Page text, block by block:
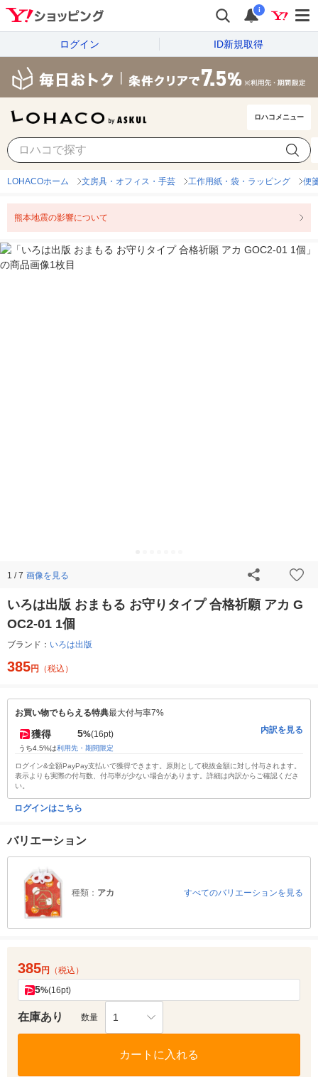
i
ログイン ID新規取得
ロハコメニュー
LOHACOホーム 文房具・オフィス・手芸 工作用紙・袋・ラッピング 便
熊本地震の影響について
1 / 7 画像を見る
いろは出版 おまもる お守りタイプ 合格祈願 アカ G
OC2-01 1個
ブランド： いろは出版
385円 （税込）
お買い物でもらえる特典最大付与率7%
獲得 5%(16pt)
うち4.5%は利用先・期間限定
内訳を見る
ログイン&全額PayPay支払いで獲得できます。原則として税抜金額に対し付与されます。
表示よりも実際の付与数、付与率が少ない場合があります。詳細は内訳からご確認くださ
い。
ログインはこちら
バリエーション
種類： アカ すべてのバリエーションを見る
385円 （税込）
5%(16pt)
在庫あり 数量 1
カートに入れる